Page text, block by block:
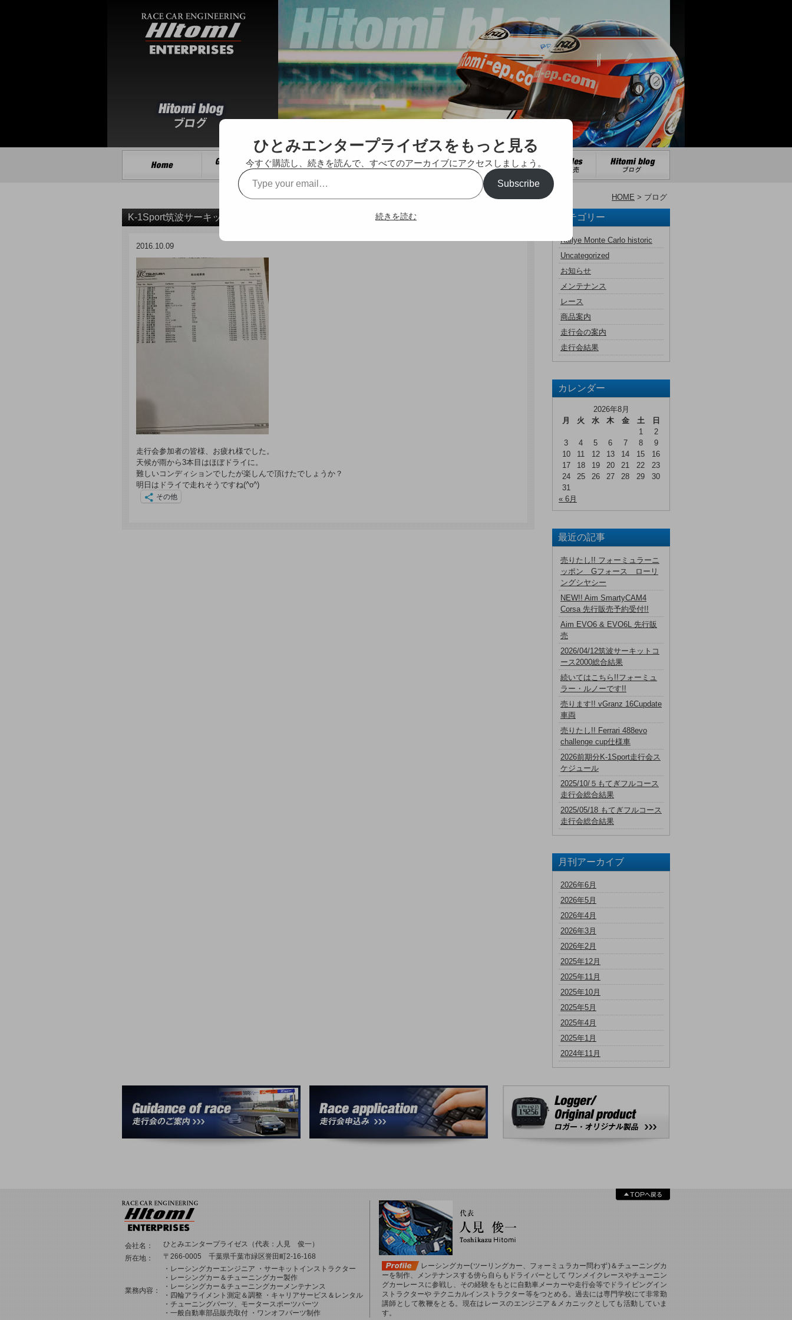
HOME > ブログ
K-1Sport筑波サーキットコース2000走行会 総合結果
2016.10.09
走行会参加者の皆様、お疲れ様でした。
天候が雨から3本目はほぼドライに。
難しいコンディションでしたが楽しんで頂けたでしょうか？
明日はドライで走れそうですね(^o^)
その他
カテゴリー
Rallye Monte Carlo historic
Uncategorized
お知らせ
メンテナンス
レース
商品案内
走行会の案内
走行会結果
カレンダー
2026年8月
月
火 水 木 金 土
日
1
2
3
4 5 6 7 8
9
10
11 12 13 14 15
16
17
18 19 20 21 22
23
24
25 26 27 28 29
30
31
« 6月
最近の記事
売りたし!! フォーミュラーニ
ッポン Gフォース ローリ
ングシヤシー
NEW!! Aim SmartyCAM4
Corsa 先行販売予約受付!!
Aim EVO6 & EVO6L 先行販
売
2026/04/12筑波サーキットコ
ース2000総合結果
続いてはこちら!!フォーミュ
ラー・ルノーです!!
売ります!! vGranz 16Cupdate
車両
売りたし!! Ferrari 488evo
challenge cup仕様車
2026前期分K-1Sport走行会ス
ケジュール
2025/10/５もてぎフルコース
走行会総合結果
2025/05/18 もてぎフルコース
走行会総合結果
月刊アーカイブ
2026年6月
2026年5月
2026年4月
2026年3月
2026年2月
2025年12月
2025年11月
2025年10月
2025年5月
2025年4月
2025年1月
2024年11月
会社名：
ひとみエンタープライゼス（代表：人見 俊一）
所在地：
〒266-0005 千葉県千葉市緑区誉田町2-16-168
業務内容：
・レーシングカーエンジニア ・サーキットインストラクター
・レーシングカー＆チューニングカー製作
・レーシングカー＆チューニングカーメンテナンス
・四輪アライメント測定＆調整 ・キャリアサービス＆レンタル
・チューニングパーツ、モータースポーツパーツ
・一般自動車部品販売取付 ・ワンオフパーツ制作
レーシングカー(ツーリングカー、フォーミュラカー問わず)＆チューニングカ
ーを制作、メンテナンスする傍ら自らもドライバーとして ワンメイクレースやチューニン
グカーレースに参戦し、その経験をもとに自動車メーカーや走行会等でドライビングイン
ストラクターや テクニカルインストラクター等をつとめる。過去には専門学校にて非常勤
講師として教鞭をとる。現在はレースのエンジニア＆メカニックとしても活動していま
す。
ひとみエンタープライゼスをもっと見る
今すぐ購読し、続きを読んで、すべてのアーカイブにアクセスしましょう。
Type
your
email…
Subscribe
続きを読む